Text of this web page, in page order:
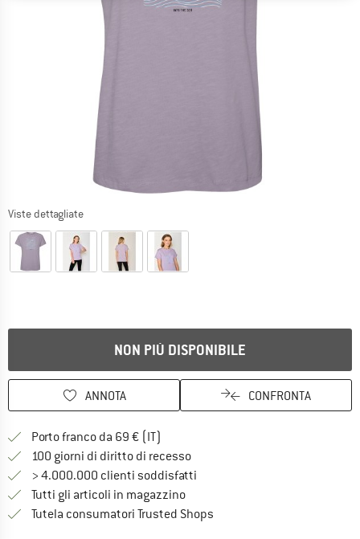
Viste dettagliate
NON PIÙ DISPONIBILE
ANNOTA CONFRONTA
Porto franco da 69 € (IT)
100 giorni di diritto di recessoVai alla politica di recesso qui
> 4.000.000 clienti soddisfatti
Tutti gli articoli in magazzino
Tutela consumatori Trusted Shops